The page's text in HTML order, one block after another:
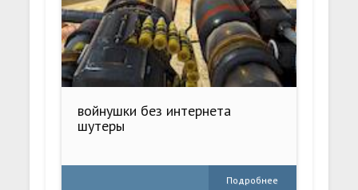
войнушки без интернета
шутеры
Подробнее